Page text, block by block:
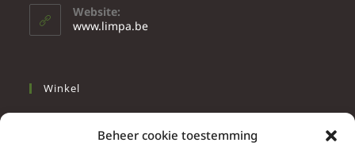
Beheer cookie toestemming
Website:
www.limpa.be
Winkel